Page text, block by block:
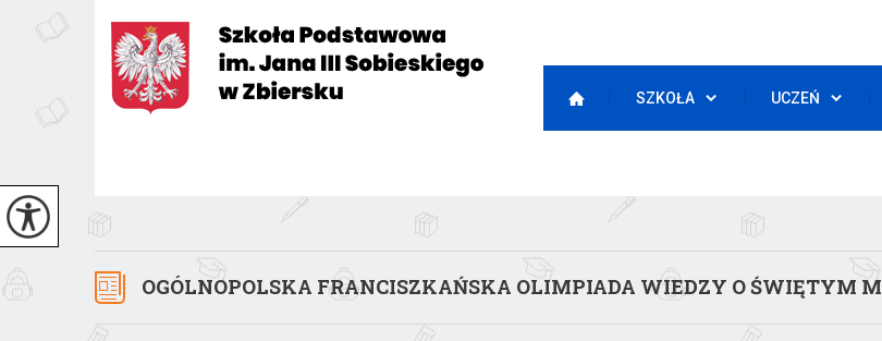
SZKOŁA UCZEŃ
OGÓLNOPOLSKA FRANCISZKAŃSKA OLIMPIADA WIEDZY O ŚWIĘTYM